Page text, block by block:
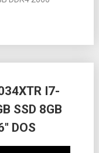
I7-
SSD 8GB
DOS